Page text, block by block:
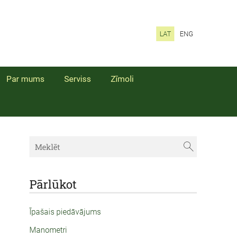
LAT ENG
Par mums Serviss Zīmoli
Pārlūkot
Īpašais piedāvājums
Manometri